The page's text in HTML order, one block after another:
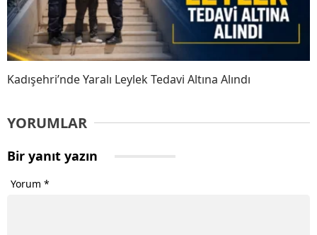
Kadışehri’nde Yaralı Leylek Tedavi Altına Alındı
YORUMLAR
Bir yanıt yazın
Yorum *